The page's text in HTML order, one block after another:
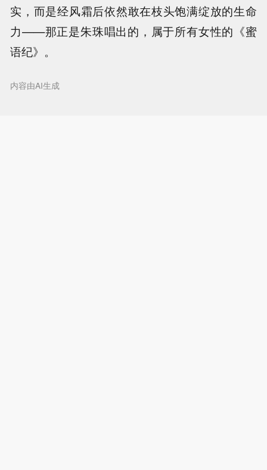
实，而是经风霜后依然敢在枝头饱满绽放的生命
力——那正是朱珠唱出的，属于所有女性的《蜜
语纪》。
内容由AI生成